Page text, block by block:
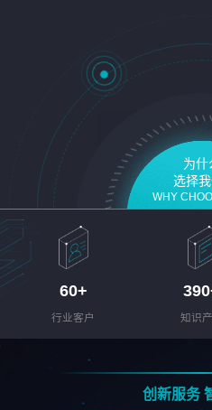
为什
选择
WHY
60+
行业客户
390
知识
创新服务